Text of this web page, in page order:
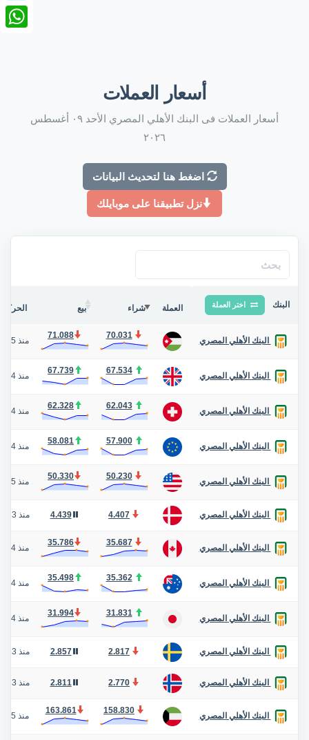
أسعار العملات
أسعار العملات فى البنك الأهلي المصري الأحد ٠٩ أغسطس
٢٠٢٦
اضغط هنا لتحديث البيانات
نزل تطبيقنا على موبايلك
البنك اختر العملة العملة شراء بيع الحركة
البنك الأهلي المصري
70.031
71.088
منذ 5 أيام
البنك الأهلي المصري
67.534
67.739
منذ 4 أيام
البنك الأهلي المصري
62.043
62.328
منذ 4 أيام
البنك الأهلي المصري
57.900
58.081
منذ 4 أيام
البنك الأهلي المصري
50.230
50.330
منذ 5 أيام
البنك الأهلي المصري 4.407
4.439 منذ 3 عام
البنك الأهلي المصري
35.687
35.786
منذ 4 أيام
البنك الأهلي المصري
35.362
35.498
منذ 4 أيام
البنك الأهلي المصري
31.831
31.994
منذ 4 أيام
البنك الأهلي المصري 2.817
2.857 منذ 3 عام
البنك الأهلي المصري 2.770
2.811 منذ 3 عام
البنك الأهلي المصري
158.830
163.861
منذ 5 أيام